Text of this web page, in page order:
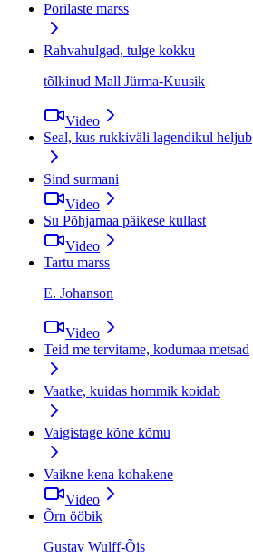
Porilaste marss
Rahvahulgad, tulge kokku
tõlkinud Mall Jürma-Kuusik
Video
Seal, kus rukkiväli lagendikul heljub
Sind surmani
Video
Su Põhjamaa päikese kullast
Video
Tartu marss
E. Johanson
Video
Teid me tervitame, kodumaa metsad
Vaatke, kuidas hommik koidab
Vaigistage kõne kõmu
Vaikne kena kohakene
Video
Õrn ööbik
Gustav Wulff-Õis